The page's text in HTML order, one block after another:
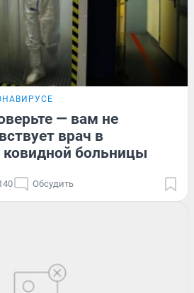
— вам не
врач в
ковидной больницы
Обсудить